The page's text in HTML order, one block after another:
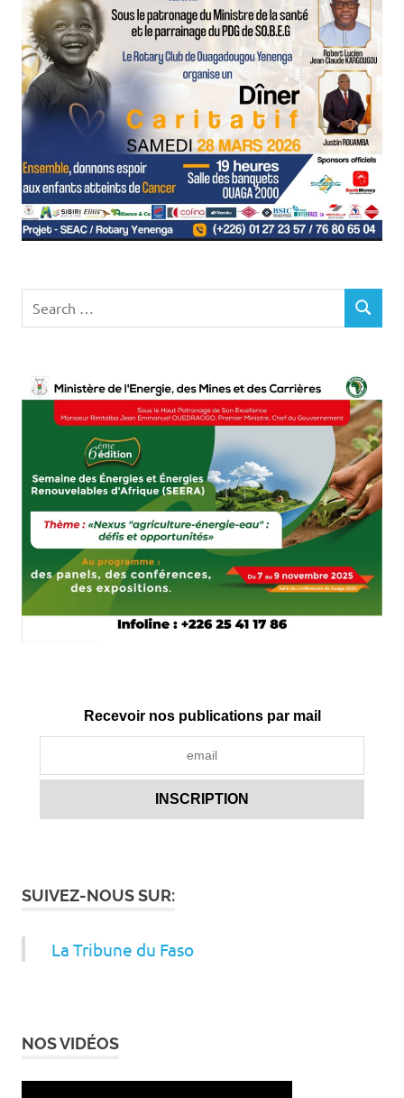
for:
SEARCH
Recevoir nos publications par mail
SUIVEZ-NOUS SUR:
La Tribune du Faso
NOS VIDÉOS